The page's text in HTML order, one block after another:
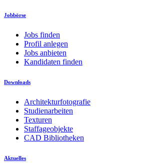
Jobbörse
Jobs finden
Profil anlegen
Jobs anbieten
Kandidaten finden
Downloads
Architekturfotografie
Studienarbeiten
Texturen
Staffageobjekte
CAD Bibliotheken
Aktuelles